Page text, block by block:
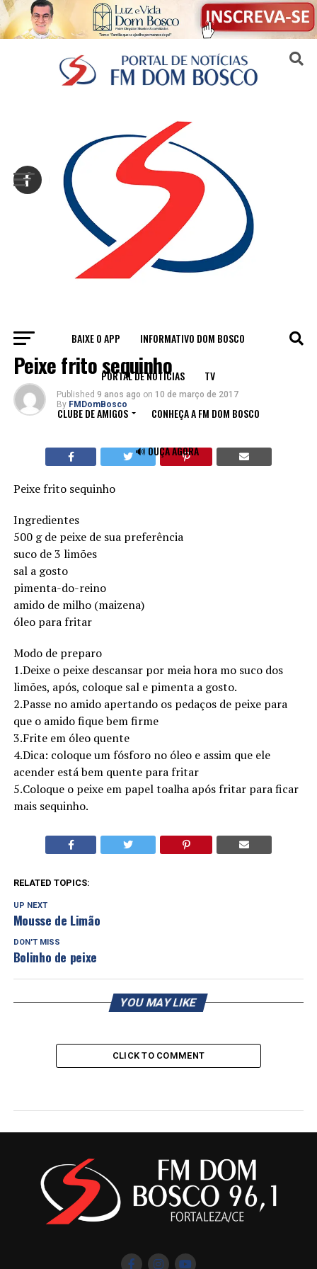
BAIXE O APP INFORMATIVO DOM BOSCO
PORTAL DE NOTÍCIAS TV
CLUBE DE AMIGOS CONHEÇA A FM DOM BOSCO
🔊 OUÇA AGORA
RECEITAS
Peixe frito sequinho
Published 9 anos ago on 10 de março de 2017
By FMDomBosco
Peixe frito sequinho
Ingredientes
500 g de peixe de sua preferência
suco de 3 limões
sal a gosto
pimenta-do-reino
amido de milho (maizena)
óleo para fritar
Modo de preparo
1.Deixe o peixe descansar por meia hora mo suco dos
limões, após, coloque sal e pimenta a gosto.
2.Passe no amido apertando os pedaços de peixe para
que o amido fique bem firme
3.Frite em óleo quente
4.Dica: coloque um fósforo no óleo e assim que ele
acender está bem quente para fritar
5.Coloque o peixe em papel toalha após fritar para ficar
mais sequinho.
RELATED TOPICS:
UP NEXT
Mousse de Limão
DON'T MISS
Bolinho de peixe
YOU MAY LIKE
CLICK TO COMMENT
Sair da versão mobile